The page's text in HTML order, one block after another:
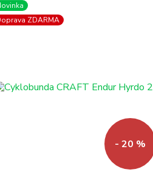
ZDARMA
- 20 %